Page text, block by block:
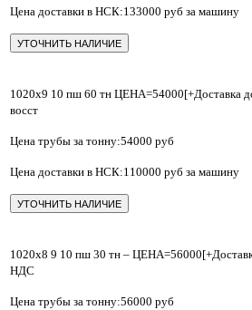
Цена доставки в НСК:133000 руб за машину
УТОЧНИТЬ НАЛИЧИЕ
1020х9 10 пш 60 тн
восст
Цена трубы за тонну:54000 руб
Цена доставки в НСК:110000 руб за машину
УТОЧНИТЬ НАЛИЧИЕ
1020х8 9 10 пш 30 тн –
НДС
Цена трубы за тонну:56000 руб